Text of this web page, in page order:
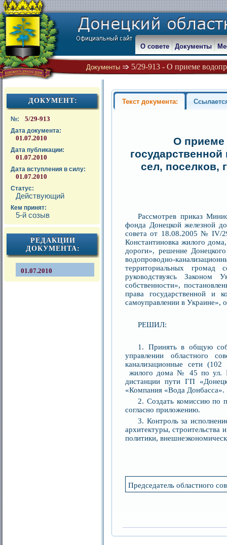
Документы 5/29-913 - О приеме
О совете Документы
ДОКУМЕНТ:
№: 5/29-913
Дата документа:
01.07.2010
Дата публикации:
01.07.2010
Дата вступления в силу:
01.07.2010
Статус:
Действующий
Кем принят:
5-й созыв
РЕДАКЦИИ
ДОКУМЕНТА:
01.07.2010
Текст документа:
О приеме
сел, поселков,
Рассмотрев приказ
фонда Донецкой железной
совета от 18.08.2005 № IV/
Константиновка жилого
дороги», решение
водопроводно-
территориальных громад
руководствуясь Законом
собственности»,
права государственной и
самоуправлении в Украине»,
РЕШИЛ:
1. Принять в общую
управлении областного
канализационные сети
жилого дома № 45 по ул.
дистанции пути ГП
«Компания «Вода Донбасса».
2. Создать комиссию по
согласно приложению.
3. Контроль за
архитектуры,
политики,
Председатель областного